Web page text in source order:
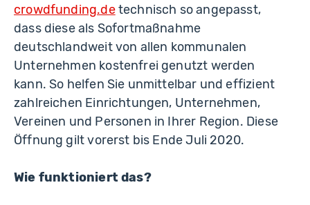
crowdfunding.detechnisch so angepasst,
dass diese als Sofortmaßnahme
deutschlandweit von allen kommunalen
Unternehmen kostenfrei genutzt werden
kann. So helfen Sie unmittelbar und effizient
zahlreichen Einrichtungen, Unternehmen,
Vereinen und Personen in Ihrer Region. Diese
Öffnung gilt vorerst bis Ende Juli 2020.
Wie funktioniert das?